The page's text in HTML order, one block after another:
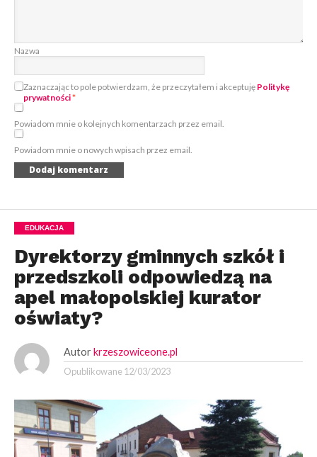
Nazwa
Zaznaczając to pole potwierdzam, że przeczytałem i akceptuję Politykę
prywatności*
Powiadom mnie o kolejnych komentarzach przez email.
Powiadom mnie o nowych wpisach przez email.
EDUKACJA
Dyrektorzy gminnych szkół i
przedszkoli odpowiedzą na
apel małopolskiej kurator
oświaty?
Autor krzeszowiceone.pl
Opublikowane 12/03/2023